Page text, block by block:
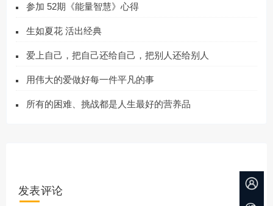
参加 52期《能量智慧》心得
生如夏花 活出经典
爱上自己，把自己还给自己，把别人还给别人
用伟大的爱做好每一件平凡的事
所有的困难、挑战都是人生最好的营养品
发表评论